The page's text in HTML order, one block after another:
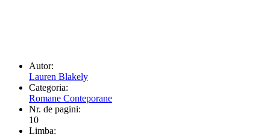
Autor:
Lauren Blakely
Categoria:
Romane Conteporane
Nr. de pagini:
10
Limba: